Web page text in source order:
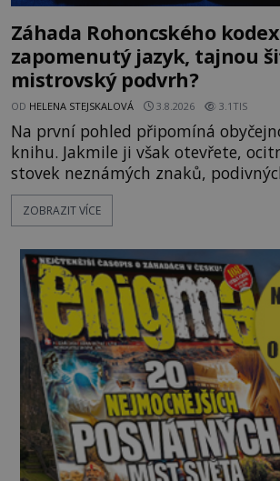
Záhada Rohoncského
zapomenutý jazyk, tajnou
mistrovský podvrh?
OD HELENA STEJSKALOVÁ 3.8.2026 3.1TIS
Na první pohled připomíná
knihu. Jakmile ji však otevřete,
stovek neznámých znaků,
textu, který už téměř dvě století
pokusům o rozluštění. Rohoncský
jistotou neví, kdo jej napsal, kdy
vlastně vypráví. Rohoncský kodex se poprvé
objevuje v roce
ZOBRAZIT VÍCE